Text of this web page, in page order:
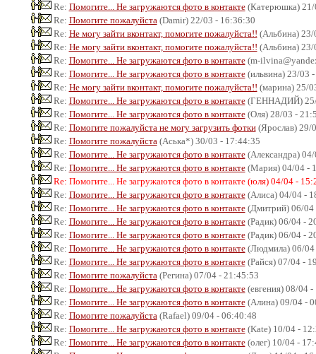
Re: Помогите... Не загружаются фото в контакте(Катерюшка) 21/
Re: Помогите пожалуйста (Damir) 22/03 - 16:36:30
Re: Не могу зайти вконтакт, помогите пожалуйста!! (Альбина)
Re: Не могу зайти вконтакт, помогите пожалуйста!! (Альбина)
Re: Помогите... Не загружаются фото в контакте(m-
Re: Помогите... Не загружаются фото в контакте(ильвина) 23/03
Re: Не могу зайти вконтакт, помогите пожалуйста!! (марина) 25/
Re: Помогите... Не загружаются фото в контакте(ГЕННАДИЙ) 25/
Re: Помогите... Не загружаются фото в контакте(Оля) 28/03 -
Re: Помогите пожалуйста не могу загрузить фотки(Ярослав) 29/
Re: Помогите пожалуйста (Аська*) 30/03 - 17:44:35
Re: Помогите... Не загружаются фото в контакте(Александра)
Re: Помогите... Не загружаются фото в контакте(Мария) 04/04 -
Re: Помогите... Не загружаются фото в контакте (юля) 04/04 -
Re: Помогите... Не загружаются фото в контакте(Алиса) 04/04 -
Re: Помогите... Не загружаются фото в контакте(Дмитрий) 06/04
Re: Помогите... Не загружаются фото в контакте(Радик) 06/04 -
Re: Помогите... Не загружаются фото в контакте(Радик) 06/04 -
Re: Помогите... Не загружаются фото в контакте(Людмила) 06/04
Re: Помогите... Не загружаются фото в контакте(Райся) 07/04 -
Re: Помогите пожалуйста (Регина) 07/04 - 21:45:53
Re: Помогите... Не загружаются фото в контакте(евгения) 08/04
Re: Помогите... Не загружаются фото в контакте(Алина) 09/04 -
Re: Помогите пожалуйста (Rafael) 09/04 - 06:40:48
Re: Помогите... Не загружаются фото в контакте(Kate) 10/04 -
Re: Помогите... Не загружаются фото в контакте(олег) 10/04 -